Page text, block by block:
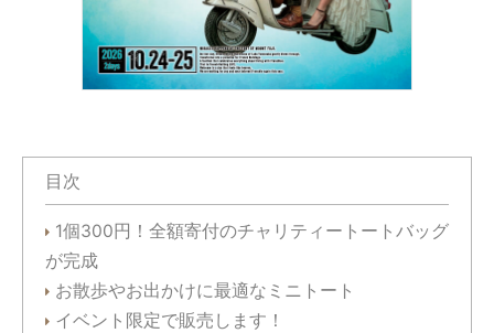
目次
1個300円！全額寄付のチャリティートートバッグ
が完成
お散歩やお出かけに最適なミニトート
イベント限定で販売します！